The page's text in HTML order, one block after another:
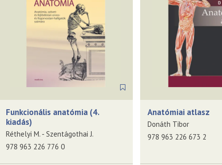
Funkcionális anatómia (4.
kiadás)
Réthelyi M. - Szentágothai J.
978 963 226 776 0
Anatómiai atlasz
Donáth Tibor
978 963 226 673 2